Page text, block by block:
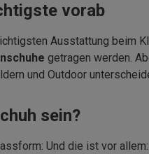
vorab
Ausstattung beim
getragen werden.
und Outdoor
sein?
Und die ist vor